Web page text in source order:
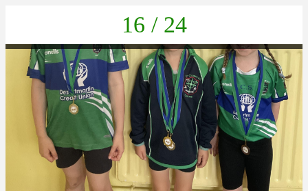
16 / 24
424EF380-DE81-4759-AB6E-871D0A74C6C9